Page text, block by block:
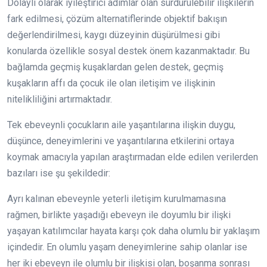
Dolaylı olarak iyileştirici adımlar olan sürdürülebilir ilişkilerin
fark edilmesi, çözüm alternatiflerinde objektif bakışın
değerlendirilmesi, kaygı düzeyinin düşürülmesi gibi
konularda özellikle sosyal destek önem kazanmaktadır. Bu
bağlamda geçmiş kuşaklardan gelen destek, geçmiş
kuşakların affı da çocuk ile olan iletişim ve ilişkinin
nitelikliliğini artırmaktadır.
Tek ebeveynli çocukların aile yaşantılarına ilişkin duygu,
düşünce, deneyimlerini ve yaşantılarına etkilerini ortaya
koymak amacıyla yapılan araştırmadan elde edilen verilerden
bazıları ise şu şekildedir:
Ayrı kalınan ebeveynle yeterli iletişim kurulmamasına
rağmen, birlikte yaşadığı ebeveyn ile doyumlu bir ilişki
yaşayan katılımcılar hayata karşı çok daha olumlu bir yaklaşım
içindedir. En olumlu yaşam deneyimlerine sahip olanlar ise
her iki ebeveyn ile olumlu bir ilişkisi olan, boşanma sonrası